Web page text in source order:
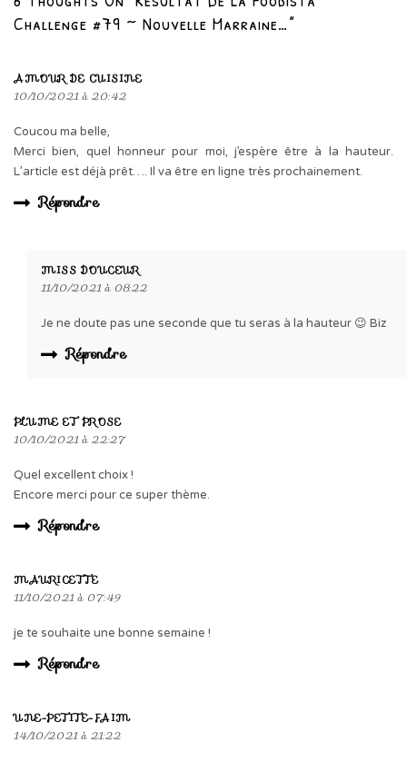
Challenge #79 ~ Nouvelle Marraine…”
AMOUR DE CUISINE
10/10/2021 à 20:42
Coucou ma belle,
Merci bien, quel honneur pour moi, j’espère être à la hauteur.
L’article est déjà prêt…. Il va être en ligne très prochainement.
Répondre
MISS DOUCEUR
11/10/2021 à 08:22
Je ne doute pas une seconde que tu seras à la hauteur 😉 Biz
Répondre
PLUME ET PROSE
10/10/2021 à 22:27
Quel excellent choix !
Encore merci pour ce super thème.
Répondre
MAURICETTE
11/10/2021 à 07:49
je te souhaite une bonne semaine !
Répondre
UNE-PETITE-FAIM
14/10/2021 à 21:22